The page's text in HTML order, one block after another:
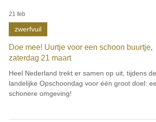
21 feb
zwerfvuil
Doe mee! Uurtje voor een schoon buurtje,
zaterdag 21 maart